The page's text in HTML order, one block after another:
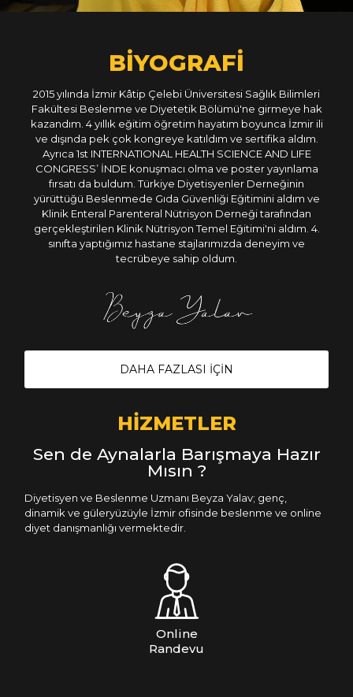
BİYOGRAFİ
2015 yılında İzmir Kâtip Çelebi Üniversitesi Sağlık Bilimleri
Fakültesi Beslenme ve Diyetetik Bölümü'ne girmeye hak
kazandım. 4 yıllık eğitim öğretim hayatım boyunca İzmir ili
ve dışında pek çok kongreye katıldım ve sertifika aldım.
Ayrıca 1st INTERNATIONAL HEALTH SCIENCE AND LIFE
CONGRESS’ İNDE konuşmacı olma ve poster yayınlama
fırsatı da buldum. Türkiye Diyetisyenler Derneğinin
yürüttüğü Beslenmede Gıda Güvenliği Eğitimini aldım ve
Klinik Enteral Parenteral Nütrisyon Derneği tarafından
gerçekleştirilen Klinik Nütrisyon Temel Eğitimi'ni aldım. 4.
sınıfta yaptığımız hastane stajlarımızda deneyim ve
tecrübeye sahip oldum.
DAHA FAZLASI İÇİN
HİZMETLER
Sen de Aynalarla Barışmaya Hazır
Mısın ?
Diyetisyen ve Beslenme Uzmanı Beyza Yalav; genç,
dinamik ve güleryüzüyle İzmir ofisinde beslenme ve online
diyet danışmanlığı vermektedir.
Online
Randevu